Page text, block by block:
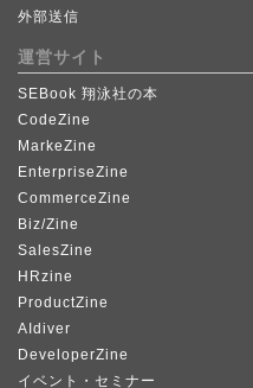
外部送信
運営サイト
SEBook 翔泳社の本
CodeZine
MarkeZine
EnterpriseZine
CommerceZine
Biz/Zine
SalesZine
HRzine
ProductZine
AIdiver
DeveloperZine
イベント・セミナー